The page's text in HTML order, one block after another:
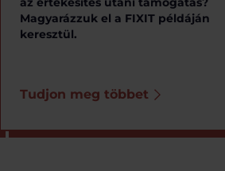
Magyarázzuk el a FIXIT példáján
keresztül.
Tudjon meg többet